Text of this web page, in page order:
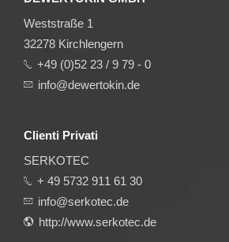
Weststraße 1
32278 Kirchlengern
+49 (0)52 23 / 9 79 - 0
info@dewertokin.de
Clienti Privati
SERKOTEC
+ 49 5732 911 61 30
info@serkotec.de
http://www.serkotec.de